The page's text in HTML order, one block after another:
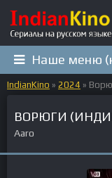
Наше меню
IndianKino » 2024 »
ВОРЮГИ
Aaro